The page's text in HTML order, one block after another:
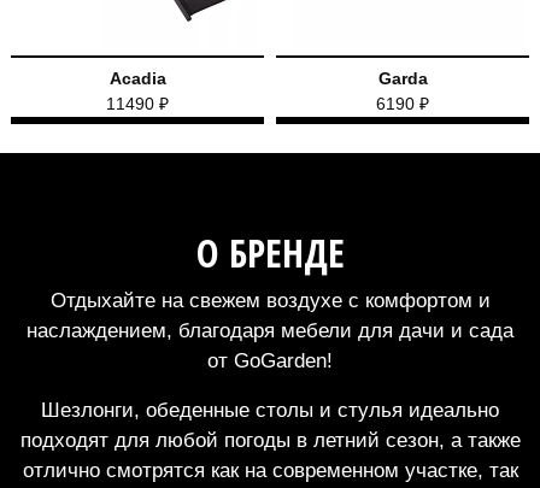
Acadia
11490 ₽
Garda
6190 ₽
О БРЕНДЕ
Отдыхайте на свежем воздухе с комфортом и
наслаждением, благодаря мебели для дачи и сада
от GoGarden!
Шезлонги, обеденные столы и стулья идеально
подходят для любой погоды в летний сезон, а также
отлично смотрятся как на современном участке, так